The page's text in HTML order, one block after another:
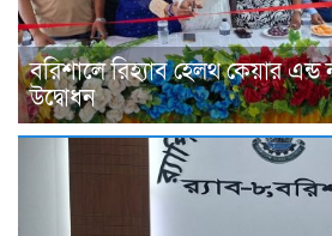
বরিশালে রিহ্যাব হেলথ কেয়ার
উদ্বোধন